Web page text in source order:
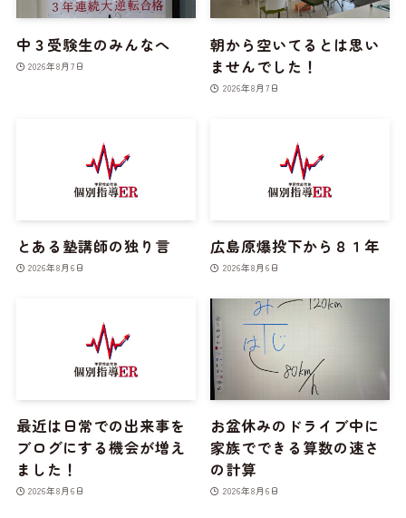
中３受験生のみんなへ
2026年8月7日
朝から空いてるとは思い
ませんでした！
2026年8月7日
とある塾講師の独り言
2026年8月6日
広島原爆投下から８１年
2026年8月6日
最近は日常での出来事を
ブログにする機会が増え
ました！
2026年8月6日
お盆休みのドライブ中に
家族でできる算数の速さ
の計算
2026年8月6日